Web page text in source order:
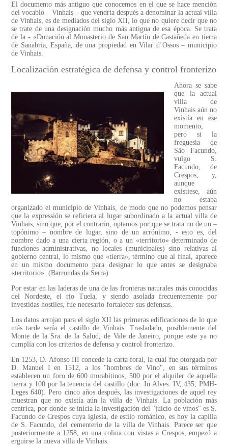
El documento más antiguo que conocemos en el que se hace mención
del vocablo – Vinhais – que vendría después a denominar la actual villa
de Vinhais, es de mediados del siglo XII, lo que no quiere decir que no
se trate de una designación mucho más antigua de esa época. Se trata
de la - «Donación al Monasterio de San Martín de Castañeda en tierra
de Sanabria, España, de una propiedad en Vilar d’Ossos – municipio
de Vinhais.
Localización estratégica de defensa y control fronterizo
Ahora se sabe
que la actual
villa de
Vinhais aún no
existía en ese
momento,
pero si la
freguesia de
São Facundo,
vulgo S.
Facundo, de
Crespos, y,
aunque
existiese, aún
no estaba
organizado el municipio de Vinhais, de modo que no podemos pensar
que la expressión se refiriera al lugar subordinado a la actual villa de
Vinhais, sino que, por el contrario, optamos por que se trata no de un –
topónimo – nombre de lugar, sino de un acrónimo, - esto es, del
nombre dado a una cierta región, o a un «territorio» determinado de
funciones administrativas, no locales (municipales) sino relativas al
gobierno central, lo mismo que «tierra», término que al final, aparece
en un mismo documento para designar lo que antes se designaba
«territorio». (Barrondas da Serra)
Por estar en las laderas de una de las fronteras naturales más conocidas
del Nordeste, el rio Tuela, y siendo asolada frecuentemente por
investidas hostiles, fue necesario fortalecer sus defensas.
Los datos arrojan para el siglo XII las primeras edificaciones de lo que
más tarde sería el castillo de Vinhais. Trasladado, posiblemente del
Monte de la Sra. de la Salud, de Vale de Janeiro, porque este ya no
cumplía con los criterios de defensa y control fronterizo.
En 1253, D. Afonso III concede la carta foral, la cual fue otorgada por
D. Manuel I en 1512, a los "hombres de Vino", en sus términos
establecen un foro de 600 morabitinos, 500 por el alquiler de aquella
tierra y 100 por la tenencia del castillo (doc. In Alves: IV, 435; PMH-
Leges 640). Pero cinco años después, las investigaciones de aquel rey
muestran que no existía aún la villa de Vinhais. La población más
centrica, por donde se inicia la investigación del "juicio de vinos" es S.
Facundo de Crespos cuya iglesia, de estilo románico, es hoy la capilla
de S. Facundo, del cementerio de la villa de Vinhais. Parece ser que
posteriormente a 1258, en una colina con vistas a Crespos, empezó a
erguirse la nueva villa de Vinhais.